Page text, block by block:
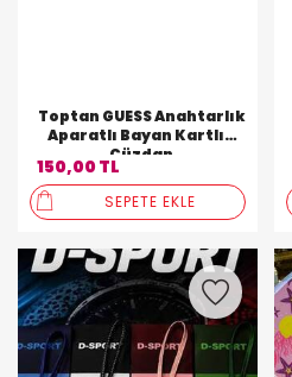
Toptan GUESS Anahtarlık
Aparatlı Bayan Kartlık
Cüzdan
150,00 TL
SEPETE EKLE